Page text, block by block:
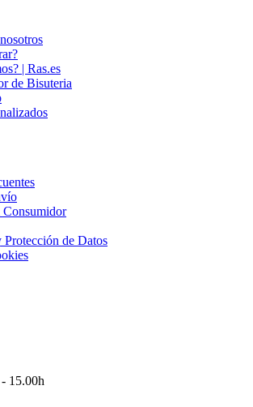
| Ras.es
de Bisuteria
de Datos
15.00h